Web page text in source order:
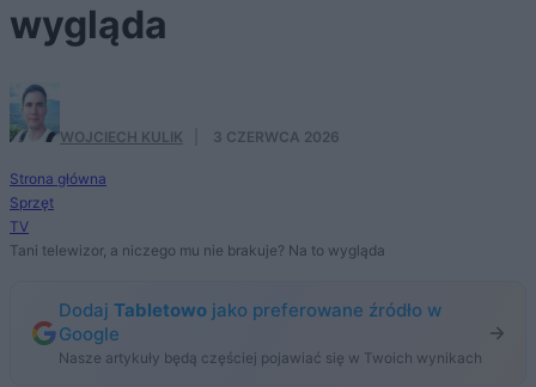
wygląda
WOJCIECH KULIK 3 CZERWCA 2026
Strona główna
Sprzęt
TV
Tani telewizor, a niczego mu nie brakuje? Na to wygląda
Dodaj Tabletowo jako preferowane źródło w
Google
Nasze artykuły będą częściej pojawiać się w Twoich wynikach